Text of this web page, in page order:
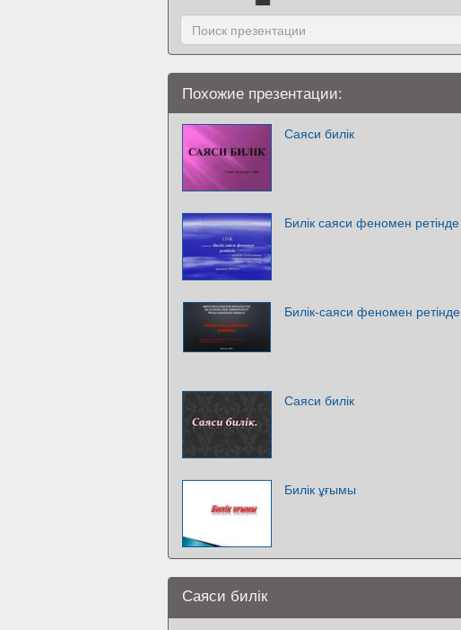
Похожие презентации:
Саяси билік
Билік саяси феномен ретінде
Билік-саяси феномен ретінде
Саяси билік
Билік ұғымы
Саяси билік